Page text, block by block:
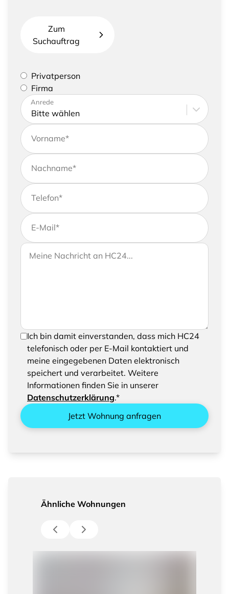
Zum
Suchauftrag
Bitte geben Sie an, ob Sie eine Privatperson sind
oder eine Firma vertreten
Privatperson
Firma
Bitte tragen Sie Ihre Adresse sowie
Kontaktdaten ein
Anrede
Vorname*
Nachname*
Telefon*
E-Mail*
Wenn Sie uns weitere Informationen zukommen
lassen möchten, können Sie Ihrer Anfrage gerne
Ihre Nachricht an HC24
Um Ihre Anfrage senden zu können, bestätigen
Sie bitte das Speichern und Verarbeiten Ihrer
eingegebenen Daten
Ich bin damit einverstanden, dass mich HC24
telefonisch oder per E-Mail kontaktiert und
meine eingegebenen Daten elektronisch
speichert und verarbeitet. Weitere
Informationen finden Sie in unserer
Datenschutzerklärung.*
Jetzt Wohnung anfragen
Ähnliche Wohnungen